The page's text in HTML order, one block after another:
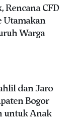
CFD
Utamakan
Warga
dan Jaro
Bogor
untuk Anak